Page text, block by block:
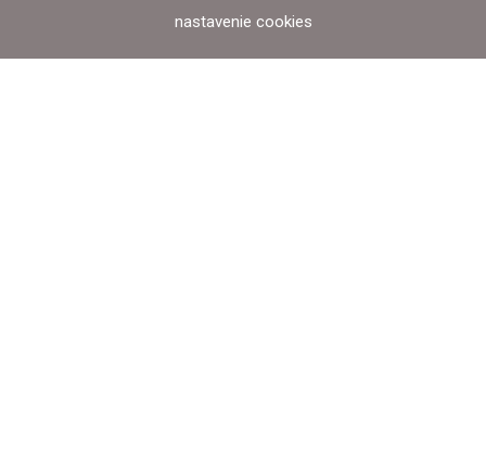
nastavenie cookies